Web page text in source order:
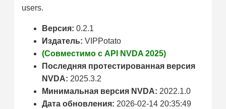
users.
Версия: 0.2.1
Издатель: VIPPotato
(Совместимо с API NVDA 2025)
Последняя протестированная версия
NVDA: 2025.3.2
Минимальная версия NVDA: 2022.1.0
Дата обновления: 2026-02-14 20:35:49